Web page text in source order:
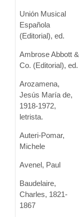
Unión Musical
Española
(Editorial), ed.
Ambrose Abbott &
Co. (Editorial), ed.
Arozamena,
Jesús María de,
1918-1972,
letrista.
Auteri-Pomar,
Michele
Avenel, Paul
Baudelaire,
Charles, 1821-
1867